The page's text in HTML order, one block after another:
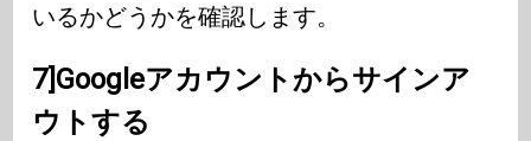
いるかどうかを確認します。
7]Googleアカウントからサインア
ウトする